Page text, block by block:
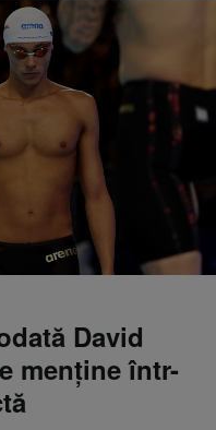
David
menţine într-